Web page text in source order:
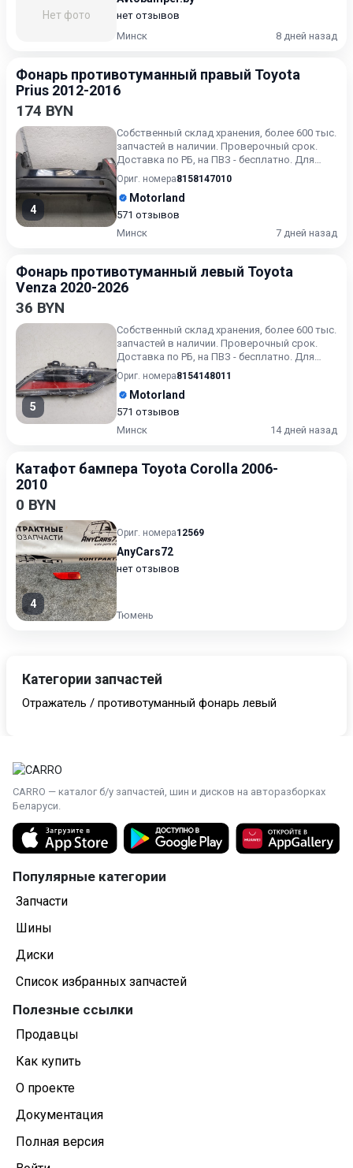
Нет фото
нет отзывов
Минск
8 дней назад
Фонарь противотуманный правый Toyota
Prius 2012-2016
174 BYN
4
Собственный склад хранения, более 600 тыс.
запчастей в наличии. Проверочный срок.
Доставка по РБ, на ПВЗ - бесплатно. Для
получения актуальн...
Ориг. номера8158147010
Motorland
571 отзывов
Минск
7 дней назад
Фонарь противотуманный левый Toyota
Venza 2020-2026
36 BYN
5
Собственный склад хранения, более 600 тыс.
запчастей в наличии. Проверочный срок.
Доставка по РБ, на ПВЗ - бесплатно. Для
получения актуальн...
Ориг. номера8154148011
Motorland
571 отзывов
Минск
14 дней назад
Катафот бампера Toyota Corolla 2006-
2010
0 BYN
4
Ориг. номера12569
AnyCars72
нет отзывов
Тюмень
Категории запчастей
Отражатель / противотуманный фонарь левый
CARRO — каталог б/у запчастей, шин и дисков на авторазборках
Беларуси.
Популярные категории
Запчасти
Шины
Диски
Список избранных запчастей
Полезные ссылки
Продавцы
Как купить
О проекте
Документация
Полная версия